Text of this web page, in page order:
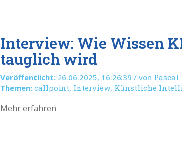
Interview: Wie Wissen
tauglich wird
Veröffentlicht: 26.06.2025, 16:26:39 / von Pascal
Themen: callpoint, Interview, Künstliche
Mehr erfahren